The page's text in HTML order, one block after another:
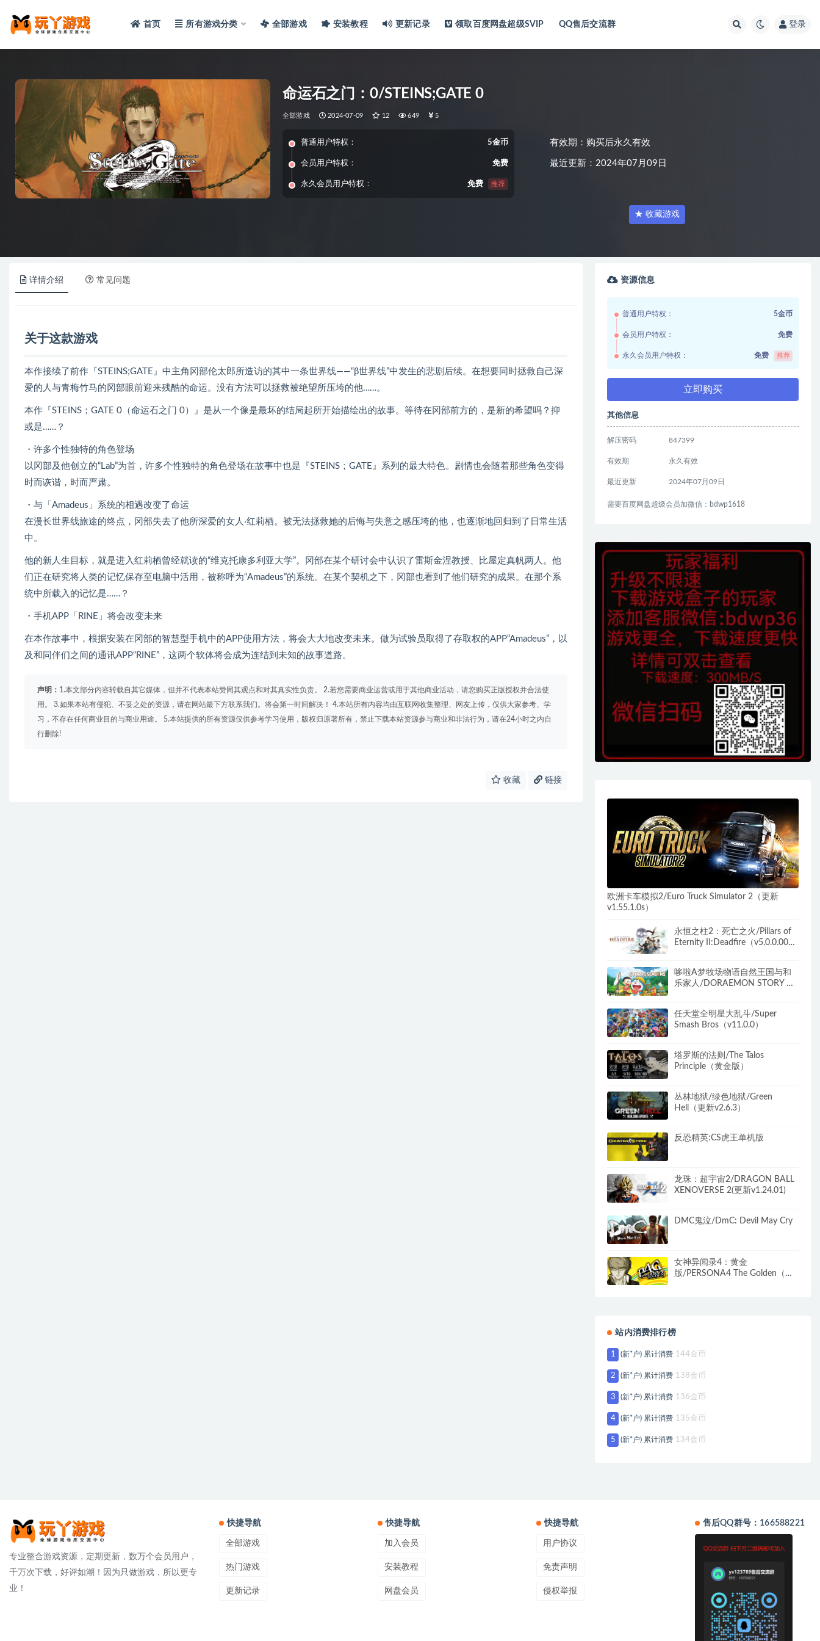
首页 所有游戏分类 全部游戏 安装教程 更新记录 领取百度网盘超级SVIP QQ售后交流群 登录
命运石之门：0/STEINS;GATE 0
全部游戏 2024-07-09 12 649 5
普通用户特权： 5金币
会员用户特权： 免费
永久会员用户特权： 免费 推荐
有效期：购买后永久有效
最近更新：2024年07月09日
★ 收藏游戏
详情介绍 常见问题
关于这款游戏
本作接续了前作『STEINS;GATE』中主角冈部伦太郎所造访的其中一条世界线——“β世界线”中发生的悲剧后续。在想要同时拯救自己深
爱的人与青梅竹马的冈部眼前迎来残酷的命运。没有方法可以拯救被绝望所压垮的他……。
本作『STEINS；GATE 0（命运石之门 0）』是从一个像是最坏的结局起所开始描绘出的故事。等待在冈部前方的，是新的希望吗？抑
或是……？
・许多个性独特的角色登场
以冈部及他创立的“Lab”为首，许多个性独特的角色登场在故事中也是『STEINS；GATE』系列的最大特色。剧情也会随着那些角色变得
时而诙谐，时而严肃。
・与「Amadeus」系统的相遇改变了命运
在漫长世界线旅途的终点，冈部失去了他所深爱的女人‧红莉栖。被无法拯救她的后悔与失意之感压垮的他，也逐渐地回归到了日常生活
中。
他的新人生目标，就是进入红莉栖曾经就读的“维克托康多利亚大学”。冈部在某个研讨会中认识了雷斯金涅教授、比屋定真帆两人。他
们正在研究将人类的记忆保存至电脑中活用，被称呼为“Amadeus”的系统。在某个契机之下，冈部也看到了他们研究的成果。在那个系
统中所载入的记忆是……？
・手机APP「RINE」将会改变未来
在本作故事中，根据安装在冈部的智慧型手机中的APP使用方法，将会大大地改变未来。做为试验员取得了存取权的APP“Amadeus”，以
及和同伴们之间的通讯APP“RINE”，这两个软体将会成为连结到未知的故事道路。
声明： 1.本文部分内容转载自其它媒体，但并不代表本站赞同其观点和对其真实性负责。 2.若您需要商业运营或用于其他商业活动，请您购买正版授权并合法使
用。 3.如果本站有侵犯、不妥之处的资源，请在网站最下方联系我们。将会第一时间解决！ 4.本站所有内容均由互联网收集整理、网友上传，仅供大家参考、学
习，不存在任何商业目的与商业用途。 5.本站提供的所有资源仅供参考学习使用，版权归原著所有，禁止下载本站资源参与商业和非法行为，请在24小时之内自
行删除!
收藏 链接
资源信息
普通用户特权： 5金币
会员用户特权： 免费
永久会员用户特权： 免费 推荐
立即购买
其他信息
解压密码 847399
有效期 永久有效
最近更新 2024年07月09日
需要百度网盘超级会员加微信：bdwp1618
欧洲卡车模拟2/Euro Truck Simulator 2（更新
v1.55.1.0s）
永恒之柱2：死亡之火/Pillars of
Eternity II:Deadfire（v5.0.0.0040
哆啦A梦牧场物语自然王国与和
乐家人/DORAEMON STORY OF
任天堂全明星大乱斗/Super
Smash Bros（v11.0.0）
塔罗斯的法则/The Talos
Principle（黄金版）
丛林地狱/绿色地狱/Green
Hell（更新v2.6.3）
反恐精英:CS虎王单机版
龙珠：超宇宙2/DRAGON BALL
XENOVERSE 2(更新v1.24.01)
DMC鬼泣/DmC: Devil May Cry
女神异闻录4：黄金
版/PERSONA4 The Golden（更
站内消费排行榜
1 (新*户) 累计消费 144金币
2 (新*户) 累计消费 138金币
3 (新*户) 累计消费 136金币
4 (新*户) 累计消费 135金币
5 (新*户) 累计消费 134金币
专业整合游戏资源，定期更新，数万个会员用户，
千万次下载，好评如潮！因为只做游戏，所以更专
业！
快捷导航
全部游戏
热门游戏
更新记录
快捷导航
加入会员
安装教程
网盘会员
快捷导航
用户协议
免责声明
侵权举报
售后QQ群号：166588221